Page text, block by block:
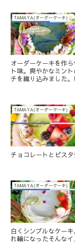
TAMAYA(オーダーケーキ)
オーダーケーキを作
ト味。爽やかなミン
チを織り込みました
TAMAYA(オーダーケーキ)
チョコレートとピス
TAMAYA(オーダーケーキ)
白くシンプルなケー
れ輪になったそんな